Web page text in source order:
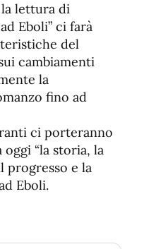
lettura di
Eboli” ci farà
del
cambiamenti
la
fino ad
ci porteranno
“la storia, la
progresso e la
Eboli.